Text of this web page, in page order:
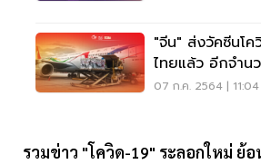
"จีน" ส่งวัคซีนโ
ไทยแล้ว อีกจำน
07 ก.ค. 2564 |
รวมข่าว "โควิด-19" ระลอกใหม่ ย้อ